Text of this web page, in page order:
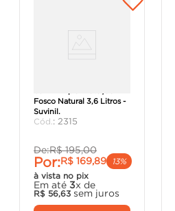
Fosco Natural 3,6 Litros -
Suvinil.
: 2315
De:R$ 195,00
Por:R$ 169,89
13%
à vista no pix
Em até 3x de
R$ 56,63 sem juros